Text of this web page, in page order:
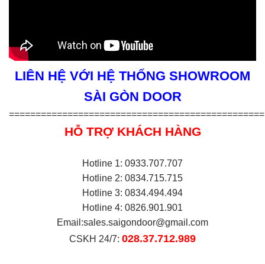
LIÊN HỆ VỚI HỆ THỐNG SHOWROOM
SÀI GÒN DOOR
================================================
HỖ TRỢ KHÁCH HÀNG
Hotline 1: 0933.707.707
Hotline 2: 0834.715.715
Hotline 3: 0834.494.494
Hotline 4: 0826.901.901
Email:sales.saigondoor@gmail.com
CSKH 24/7: 028.37.712.989